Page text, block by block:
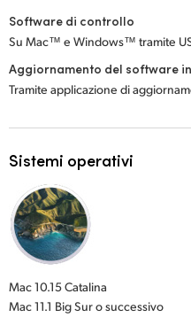
Software di controllo
Su Mac™ e Windows™ tramite
Aggiornamento del software
Tramite applicazione di
Sistemi operativi
Mac 10.15 Catalina
Mac 11.1 Big Sur o successivo